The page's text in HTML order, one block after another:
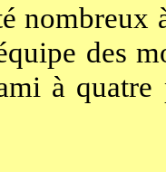
des
à quatre